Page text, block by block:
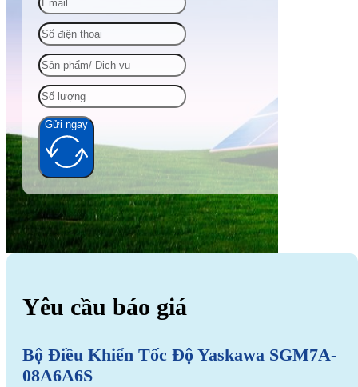
Gửi ngay
Yêu cầu báo giá
Bộ Điều Khiển Tốc Độ Yaskawa SGM7A-
08A6A6S